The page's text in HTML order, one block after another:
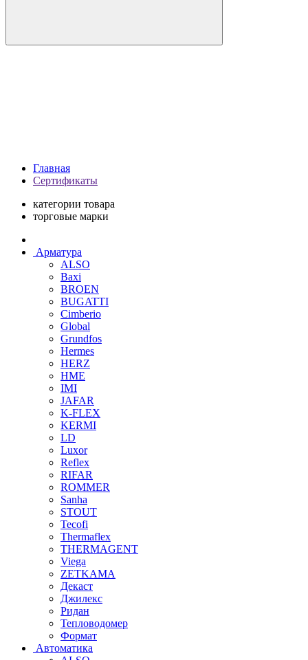
Главная
Сертификаты
категории товара
торговые марки
Арматура
ALSO
Baxi
BROEN
BUGATTI
Cimberio
Global
Grundfos
Hermes
HERZ
HME
IMI
JAFAR
K-FLEX
KERMI
LD
Luxor
Reflex
RIFAR
ROMMER
Sanha
STOUT
Tecofi
Thermaflex
THERMAGENT
Viega
ZETKAMA
Декаст
Джилекс
Ридан
Тепловодомер
Формат
Автоматика